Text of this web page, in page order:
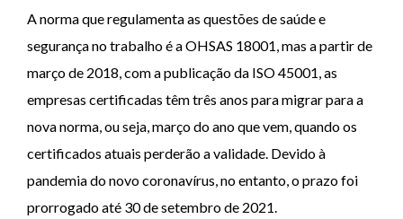
A norma que regulamenta as questões de saúde e
segurança no trabalho é a OHSAS 18001, mas a partir de
março de 2018, com a publicação da ISO 45001, as
empresas certificadas têm três anos para migrar para a
nova norma, ou seja, março do ano que vem, quando os
certificados atuais perderão a validade. Devido à
pandemia do novo coronavírus, no entanto, o prazo foi
prorrogado até 30 de setembro de 2021.